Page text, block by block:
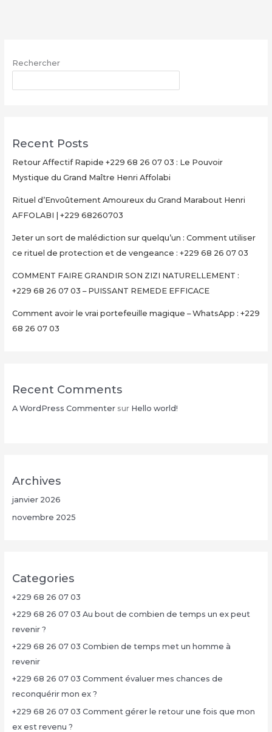
68
07
REMEDE
EFFICACE
Rechercher
Recent Posts
Retour Affectif Rapide +229 68 26 07 03 : Le Pouvoir
Mystique du Grand Maître Henri Affolabi
Rituel d’Envoûtement Amoureux du Grand Marabout Henri
AFFOLABI | +229 68260703
Jeter un sort de malédiction sur quelqu’un : Comment utiliser
ce rituel de protection et de vengeance : +229 68 26 07 03
COMMENT FAIRE GRANDIR SON ZIZI NATURELLEMENT :
+229 68 26 07 03 – PUISSANT REMEDE EFFICACE
Comment avoir le vrai portefeuille magique – WhatsApp : +229
68 26 07 03
Recent Comments
A WordPress Commentersur Hello world!
Archives
janvier 2026
novembre 2025
Categories
+229 68 26 07 03
+229 68 26 07 03 Au bout de combien de temps un ex peut
revenir ?
+229 68 26 07 03 Combien de temps met un homme à
revenir
+229 68 26 07 03 Comment évaluer mes chances de
reconquérir mon ex ?
+229 68 26 07 03 Comment gérer le retour une fois que mon
ex est revenu ?